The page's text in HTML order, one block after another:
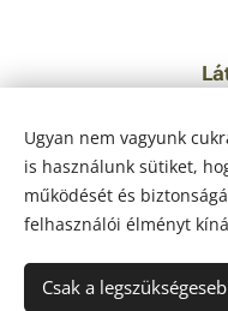
Ugyan nem vagyunk
is használunk sütiket,
működését és
felhasználói élményt
Csak a